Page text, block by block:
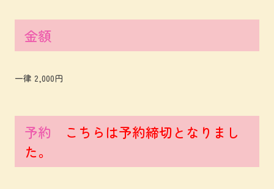
金額
一律 2,000円
予約
こちらは予約締切となりまし
た。